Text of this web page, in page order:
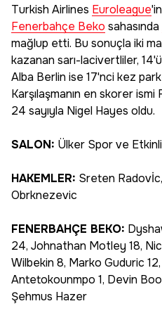
Turkish Airlines Euroleague
Fenerbahçe Beko sahasında
mağlup etti. Bu sonuçla iki
kazanan sarı-lacivertliler,
Alba Berlin ise 17'nci kez
Karşılaşmanın en skorer
24 sayıyla Nigel Hayes oldu.
SALON: Ülker Spor ve
HAKEMLER: Sreten
Obrknezevic
FENERBAHÇE BEKO:
24, Johnathan Motley 18,
Wilbekin 8, Marko Guduric
Antetokounmpo 1, Devin
Şehmus Hazer